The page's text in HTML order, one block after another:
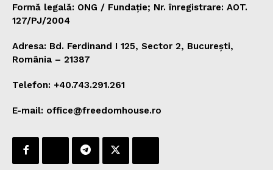
Formă legală: ONG / Fundație; Nr. înregistrare: AOT.
127/PJ/2004
Adresa: Bd. Ferdinand I 125, Sector 2, București,
România – 21387
Telefon: +40.743.291.261
E-mail: office@freedomhouse.ro